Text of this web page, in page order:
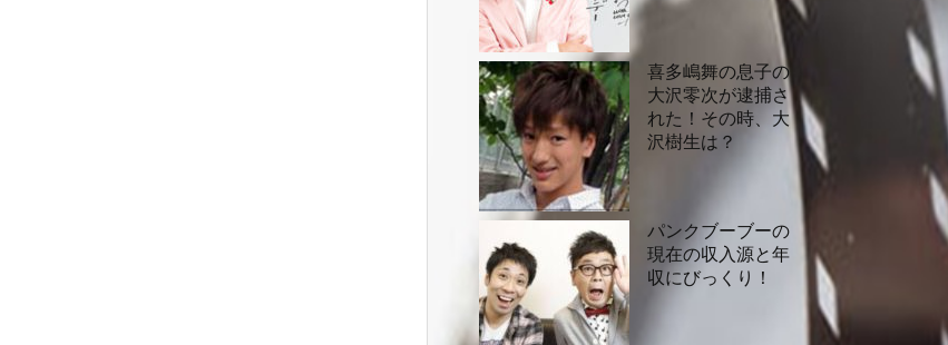
喜多嶋舞の息子の
大沢零次が逮捕さ
れた！その時、大
沢樹生は？
パンクブーブーの
現在の収入源と年
収にびっくり！